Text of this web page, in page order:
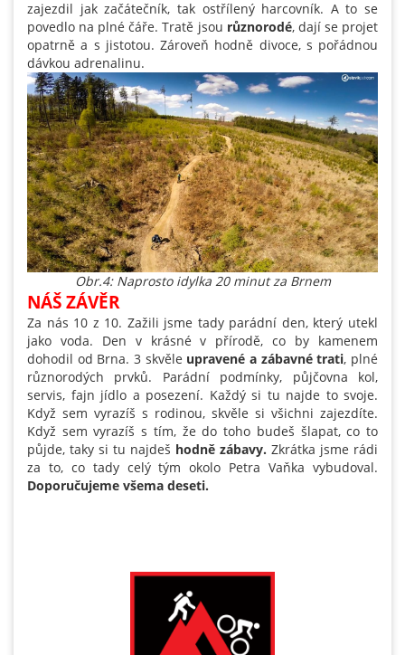
zajezdil jak začátečník, tak ostřílený harcovník. A to se
povedlo na plné čáře. Tratě jsou různorodé, dají se projet
opatrně a s jistotou. Zároveň hodně divoce, s pořádnou
dávkou adrenalinu.
Obr.4: Naprosto idylka 20 minut za Brnem
NÁŠ ZÁVĚR
Za nás 10 z 10. Zažili jsme tady parádní den, který utekl
jako voda. Den v krásné v přírodě, co by kamenem
dohodil od Brna. 3 skvěle upravené a zábavné trati, plné
různorodých prvků. Parádní podmínky, půjčovna kol,
servis, fajn jídlo a posezení. Každý si tu najde to svoje.
Když sem vyrazíš s rodinou, skvěle si všichni zajezdíte.
Když sem vyrazíš s tím, že do toho budeš šlapat, co to
půjde, taky si tu najdeš hodně zábavy. Zkrátka jsme rádi
za to, co tady celý tým okolo Petra Vaňka vybudoval.
Doporučujeme všema deseti.